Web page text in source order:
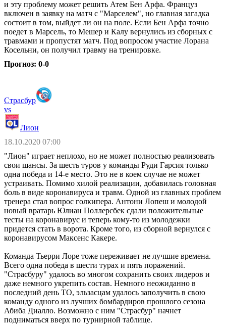
и эту проблему может решить Атем Бен Арфа. Француз
включен в заявку на матч с "Марселем", но главная загадка
состоит в том, выйдет ли он на поле. Если Бен Арфа точно
поедет в Марсель, то Мешер и Калу вернулись из сборных с
травмами и пропустят матч. Под вопросом участие Лорана
Косельни, он получил травму на тренировке.
Прогноз: 0-0
Страсбур
vs
Лион
18.10.2020 07:00
"Лион" играет неплохо, но не может полностью реализовать
свои шансы. За шесть туров у команды Руди Гарсия только
одна победа и 14-е место. Это не в коем случае не может
устраивать. Помимо хилой реализации, добавилась головная
боль в виде коронавируса и травм. Одной из главных проблем
тренера стал вопрос голкипера. Антони Лопеш и молодой
новый вратарь Юлиан Поллерсбек сдали положительные
тесты на коронавирус и теперь кому-то из молодежки
придется стать в ворота. Кроме того, из сборной вернулся с
коронавирусом Максенс Какере.
Команда Тьерри Лоре тоже переживает не лучшие времена.
Всего одна победа в шести турах и пять поражений.
"Страсбуру" удалось во многом сохранить своих лидеров и
даже немного укрепить состав. Немного неожиданно в
последний день ТО, эльзасцам удалось заполучить в свою
команду одного из лучших бомбардиров прошлого сезона
Абиба Диалло. Возможно с ним "Страсбур" начнет
подниматься вверх по турнирной таблице.